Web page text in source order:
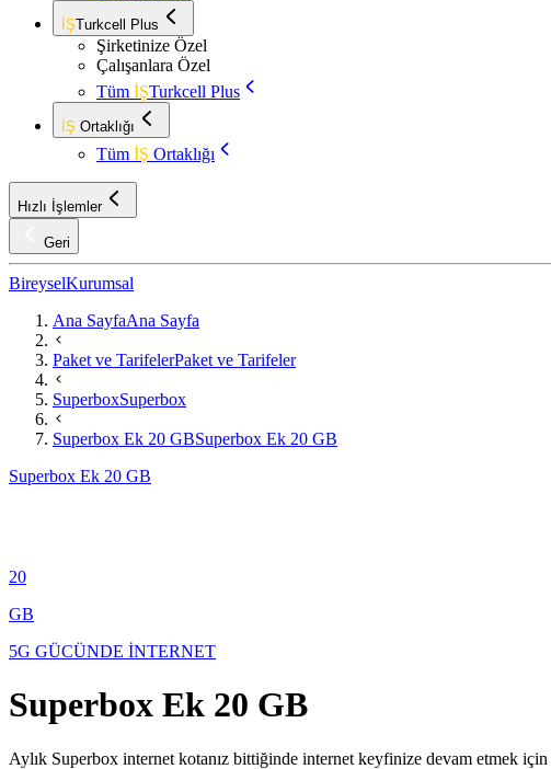
İŞTurkcell Plus
Şirketinize Özel
Çalışanlara Özel
Tüm İŞTurkcell Plus
İŞ Ortaklığı
Tüm İŞ Ortaklığı
Hızlı İşlemler
Geri
BireyselKurumsal
Ana SayfaAna Sayfa
Paket ve TarifelerPaket ve Tarifeler
SuperboxSuperbox
Superbox Ek 20 GBSuperbox Ek 20 GB
Superbox Ek 20 GB
20
GB
5G GÜCÜNDE İNTERNET
Superbox Ek 20 GB
​​​​​​​​​​Aylık Superbox internet kotanız bittiğinde internet keyfinize devam etmek